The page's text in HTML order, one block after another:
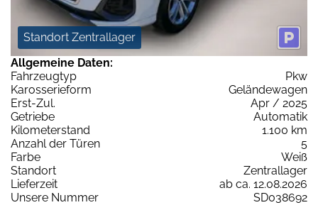
Standort Zentrallager
Allgemeine Daten:
Fahrzeugtyp
Pkw
Karosserieform
Geländewagen
Erst-Zul.
Apr / 2025
Getriebe
Automatik
Kilometerstand
1.100 km
Anzahl der Türen
5
Farbe
Weiß
Standort
Zentrallager
Lieferzeit
ab ca. 12.08.2026
Unsere Nummer
SD038692